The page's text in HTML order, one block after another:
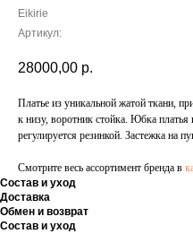
Eikirie
Артикул:
28000,00 р.
Платье из уникальной жатой ткани,
к низу, воротник стойка. Юбка
регулируется резинкой. Застежка на
Смотрите весь ассортимент бренда в
Состав и уход
Доставка
Обмен и возврат
Состав и уход